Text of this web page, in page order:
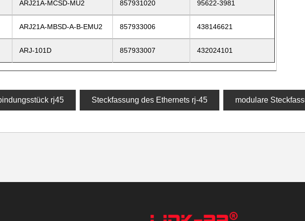
ARJ21A-MCSD-MU2 857931020 95622-3981
ARJ21A-MBSD-A-B-EMU2 857933006 438146621
ARJ-101D 857933007 432024101
rj45 Steckfassung des Ethernets rj-45 modulare